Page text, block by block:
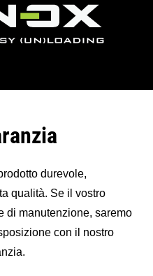
durevole,
qualità. Se il vostro
di manutenzione, saremo
con il nostro